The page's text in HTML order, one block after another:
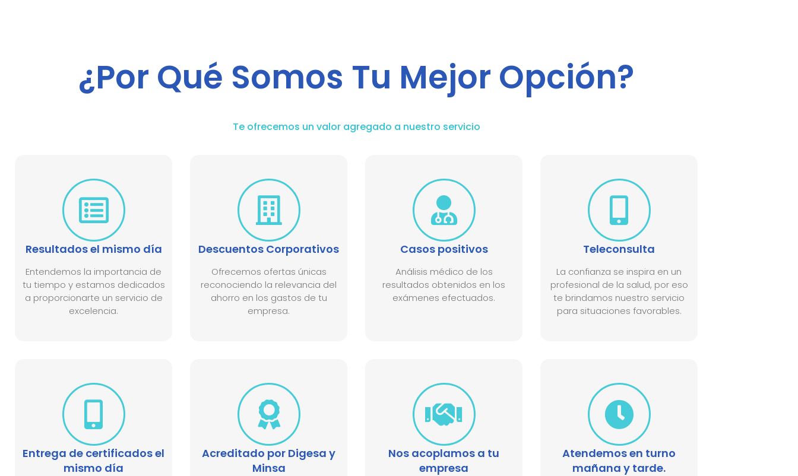
¿Por Qué Somos Tu Mejor Opción?
Te ofrecemos un valor agregado a nuestro servicio
Resultados el mismo día
Entendemos la importancia de
tu tiempo y estamos dedicados
a proporcionarte un servicio de
excelencia.
Descuentos Corporativos
Ofrecemos ofertas únicas
reconociendo la relevancia del
ahorro en los gastos de tu
empresa.
Casos positivos
Análisis médico de los
resultados obtenidos en los
exámenes efectuados.
Teleconsulta
La confianza se inspira en un
profesional de la salud, por eso
te brindamos nuestro servicio
para situaciones favorables.
Entrega de certificados el
mismo día
Acreditado por Digesa y
Minsa​
Nos acoplamos a tu
empresa
Atendemos en turno
mañana y tarde.